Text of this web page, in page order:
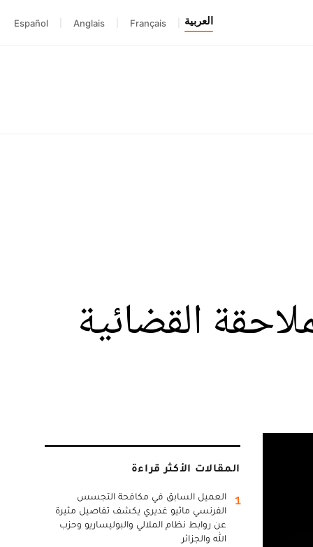
العربية Français
Anglais
Español
القضائية
المقالات الأكثر قراءة
1
العميل السابق في مكافحة التجسس
الفرنسي ماثيو غديري يكشف تفاصيل مثيرة
عن روابط نظام الملالي والبوليساريو وحزب
الله والجزائر